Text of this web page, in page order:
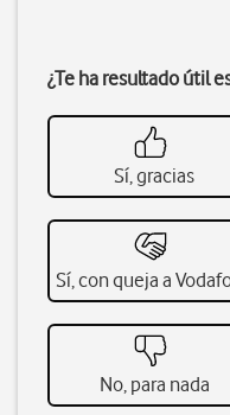
¿Te ha resultado útil
Sí, gracias
Sí, con queja a
No, para nada